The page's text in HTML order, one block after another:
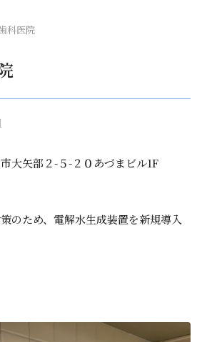
ルで問い合わせ
科医院
大矢部２-５-２０あづまビル1F
のため、電解水生成装置を新規導入